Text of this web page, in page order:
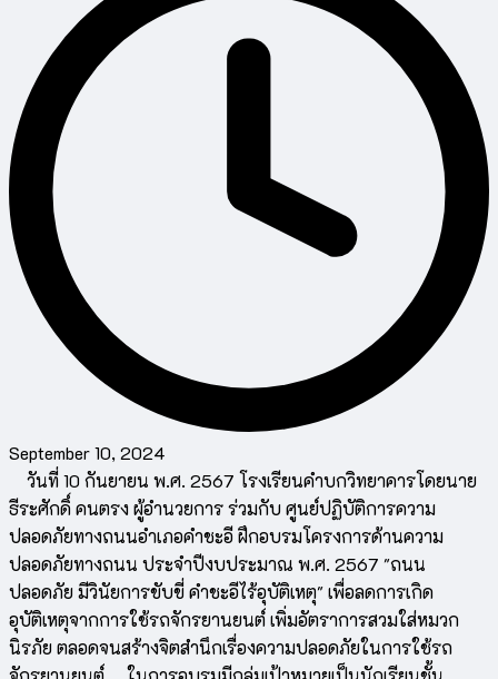
September 10, 2024
วันที่ 10 กันยายน พ.ศ. 2567 โรงเรียนคำบกวิทยาคารโดยนาย
ธีระศักดิ์ คนตรง ผู้อำนวยการ ร่วมกับ ศูนย์ปฏิบัติการความ
ปลอดภัยทางถนนอำเภอคำชะอี ฝึกอบรมโครงการด้านความ
ปลอดภัยทางถนน ประจำปีงบประมาณ พ.ศ. 2567 "ถนน
ปลอดภัย มีวินัยการขับขี่ คำชะอีไร้อุบัติเหตุ" เพื่อลดการเกิด
อุบัติเหตุจากการใช้รถจักรยานยนต์ เพิ่มอัตราการสวมใส่หมวก
นิรภัย ตลอดจนสร้างจิตสำนึกเรื่องความปลอดภัยในการใช้รถ